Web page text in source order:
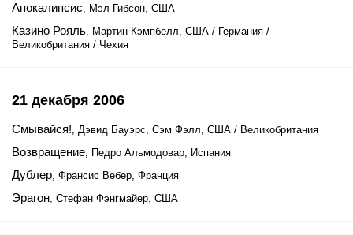
Апокалипсис, Мэл Гибсон, США
Казино Рояль, Мартин Кэмпбелл, США / Германия /
Великобритания / Чехия
21 декабря 2006
Смывайся!, Дэвид Бауэрс, Сэм Фэлл, США / Великобритания
Возвращение, Педро Альмодовар, Испания
Дублер, Франсис Вебер, Франция
Эрагон, Стефан Фэнгмайер, США